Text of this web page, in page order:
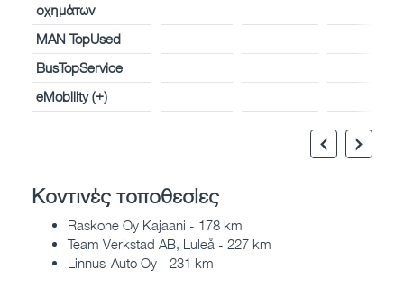
οχημάτων
MAN TopUsed
BusTopService
eMobility (+)
Κοντινές τοποθεσίες
Raskone Oy Kajaani - 178 km
Team Verkstad AB, Luleå - 227 km
Linnus-Auto Oy - 231 km